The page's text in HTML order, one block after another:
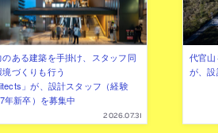
ある建築を手掛け、スタッフ同
づくりも行う
」が、設計スタッフ（経験
年新卒）を募集中
2026.07.31
代官
が、